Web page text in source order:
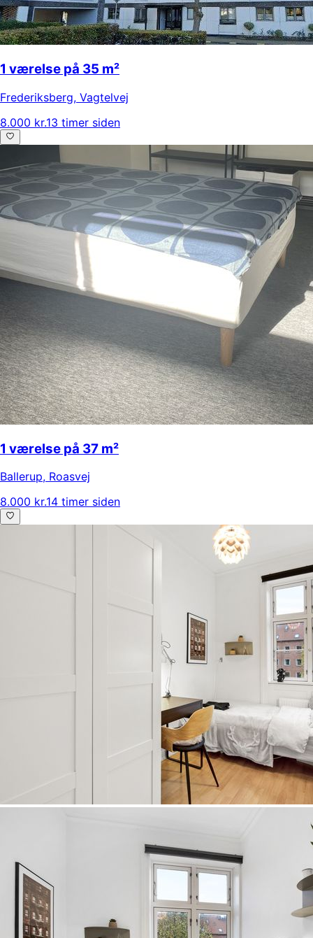
1 værelse på 35 m²
Frederiksberg, Vagtelvej
8.000 kr.13 timer siden
1 værelse på 37 m²
Ballerup, Roasvej
8.000 kr.14 timer siden